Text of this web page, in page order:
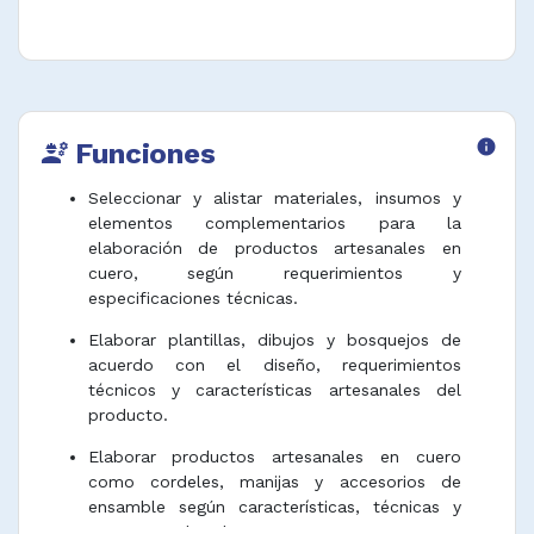
engineering Funciones info
Seleccionar y alistar materiales, insumos y
elementos complementarios para la
elaboración de productos artesanales en
cuero, según requerimientos y
especificaciones técnicas.
Elaborar plantillas, dibujos y bosquejos de
acuerdo con el diseño, requerimientos
técnicos y características artesanales del
producto.
Elaborar productos artesanales en cuero
como cordeles, manijas y accesorios de
ensamble según características, técnicas y